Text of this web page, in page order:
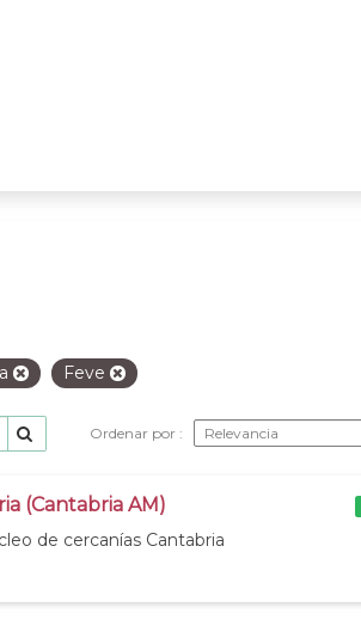
Feve
Ordenar por
(Cantabria AM)
de cercanías Cantabria